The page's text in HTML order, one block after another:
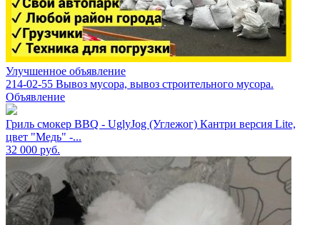
Улучшенное объявление
214-02-55 Вывоз мусора, вывоз строительного мусора.
Объявление
Гриль смокер BBQ - UglyJog (Углежог) Кантри версия Lite,
цвет "Медь" -...
32 000 руб.